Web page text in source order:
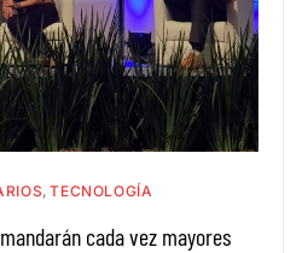
TECNOLOGÍA
cada vez mayores